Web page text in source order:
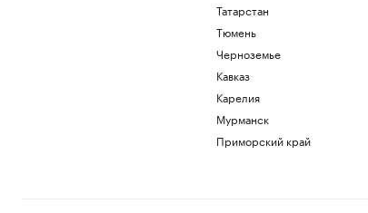
Татарстан
Тюмень
Черноземье
Кавказ
Карелия
Мурманск
Приморский край